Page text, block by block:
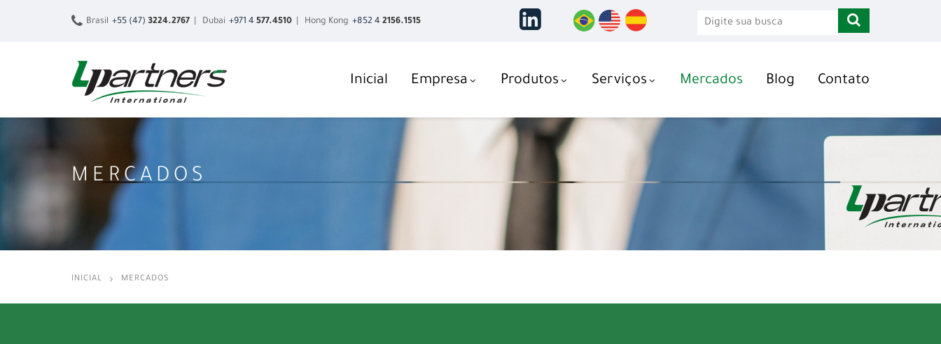
Brasil +55 (47) 3224.2767 | Dubai +971 4 577.4510 | Hong Kong +852 4 2156.1515
Inicial Empresa Produtos Serviços Mercados Blog Contato
MERCADOS
INICIAL MERCADOS